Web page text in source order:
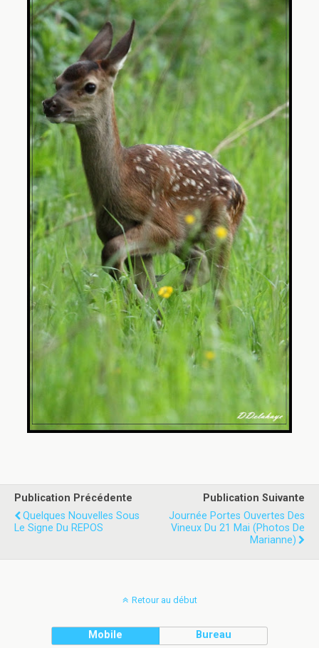
Publication Précédente
Quelques Nouvelles Sous
Le Signe Du REPOS
Publication Suivante
Journée Portes Ouvertes Des
Vineux Du 21 Mai (photos De
Marianne)
Retour au début
Mobile Bureau